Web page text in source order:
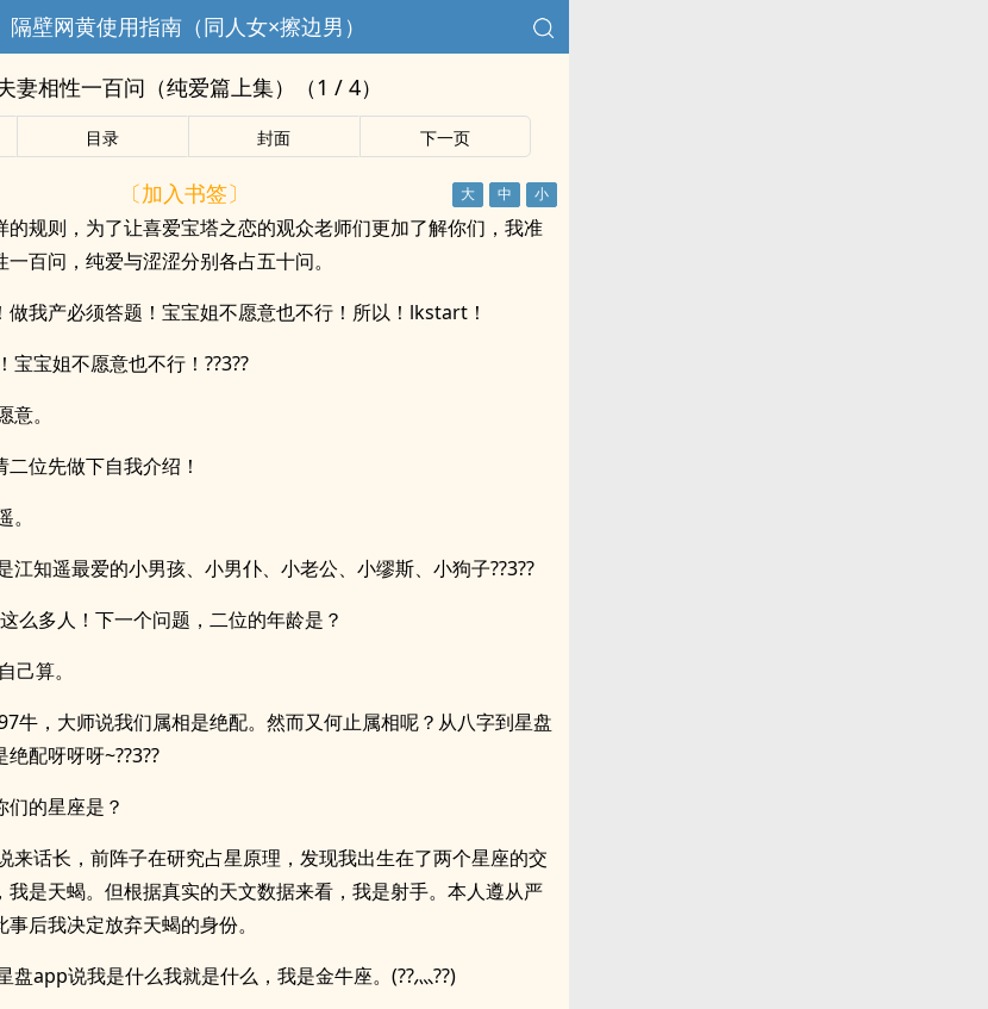
隔壁网黄使用指南（同人女×擦边男）
妻相性一百问（纯爱篇上集）（1 / 4）
目录 封面 下一页
〔加入书签〕
的规则，为了让喜爱宝塔之恋的观众老师们更加了解你们，我准
百问，纯爱与涩涩分别各占五十问。
做我产必须答题！宝宝姐不愿意也不行！所以！lkstart！
宝宝姐不愿意也不行！??3??
。
位先做下自我介绍！
江知遥最爱的小男孩、小男仆、小老公、小缪斯、小狗子??3??
么多人！下一个问题，二位的年龄是？
己算。
牛，大师说我们属相是绝配。然而又何止属相呢？从八字到星盘
配呀呀呀~??3??
的星座是？
来话长，前阵子在研究占星原理，发现我出生在了两个星座的交
我是天蝎。但根据真实的天文数据来看，我是射手。本人遵从严
后我决定放弃天蝎的身份。
盘app说我是什么我就是什么，我是金牛座。(??灬??)